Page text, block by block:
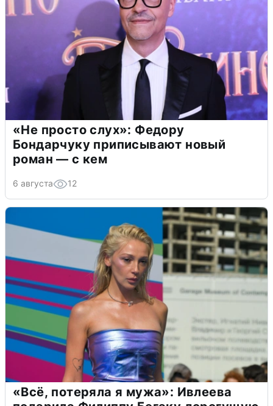
«Не просто слух»: Федору
Бондарчуку приписывают новый
роман — с кем
6 августа 12
«Всё, потеряла я мужа»: Ивлеева